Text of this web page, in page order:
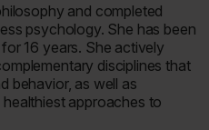
and completed
psychology. She has been
16 years. She actively
disciplines that
behavior, as well as
approaches to